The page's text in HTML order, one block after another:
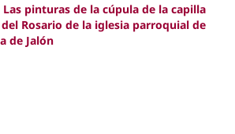
pinturas de la cúpula de la capilla
Rosario de la iglesia parroquial de
de Jalón